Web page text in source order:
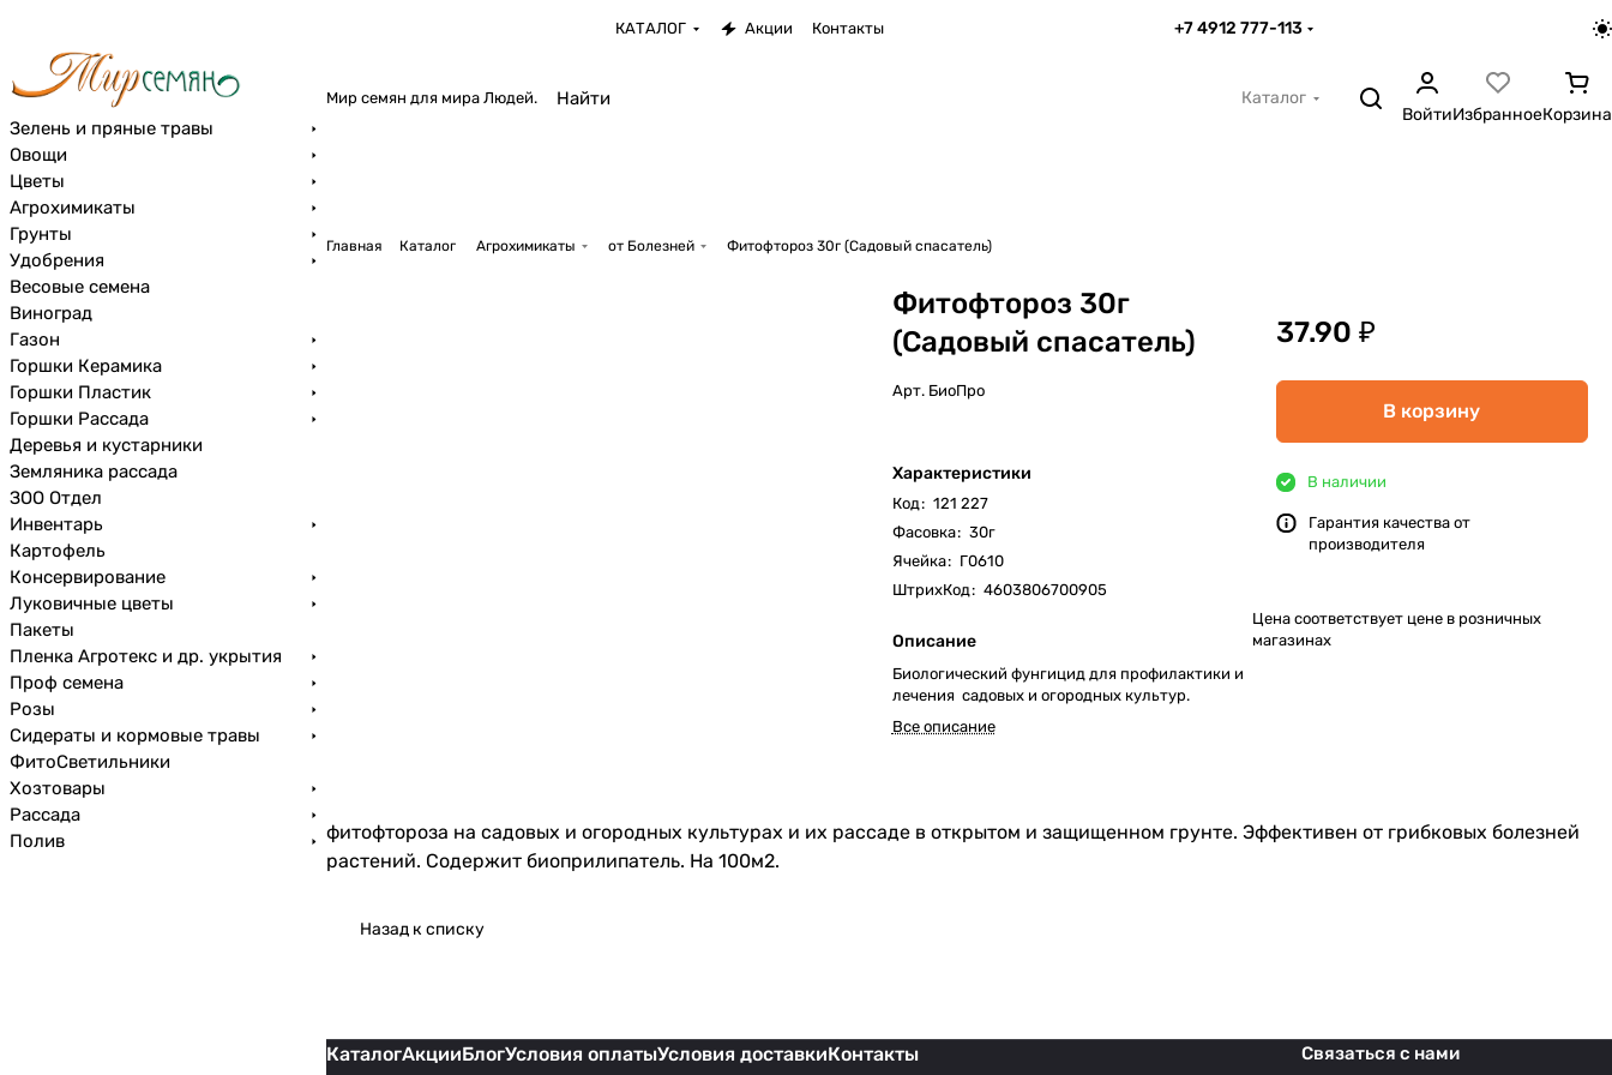
КАТАЛОГ Акции Контакты +7 4912 777-113
Мир семян для мира Людей.
Каталог
ВойтиИзбранноеКорзина
Главная Каталог Агрохимикаты от Болезней Фитофтороз 30г (Садовый спасатель)
Фитофтороз 30г
(Садовый спасатель)
Арт. БиоПро
Характеристики
Код: 121 227
Фасовка: 30г
Ячейка: Г0610
ШтрихКод: 4603806700905
Описание
Биологический фунгицид для профилактики и
лечения садовых и огородных культур.
Все описание
37.90 ₽
В корзину
В наличии
Гарантия качества от
производителя
Цена соответствует цене в розничных
магазинах
фитофтороза на садовых и огородных культурах и их рассаде в открытом и защищенном грунте. Эффективен от грибковых болезней
растений. Содержит биоприлипатель. На 100м2.
Назад к списку
КаталогАкцииБлогУсловия оплатыУсловия доставкиКонтакты Связаться с нами
Зелень и пряные травы
Овощи
Цветы
Агрохимикаты
Грунты
Удобрения
Весовые семена
Виноград
Газон
Горшки Керамика
Горшки Пластик
Горшки Рассада
Деревья и кустарники
Земляника рассада
ЗОО Отдел
Инвентарь
Картофель
Консервирование
Луковичные цветы
Пакеты
Пленка Агротекс и др. укрытия
Проф семена
Розы
Сидераты и кормовые травы
ФитоСветильники
Хозтовары
Рассада
Полив